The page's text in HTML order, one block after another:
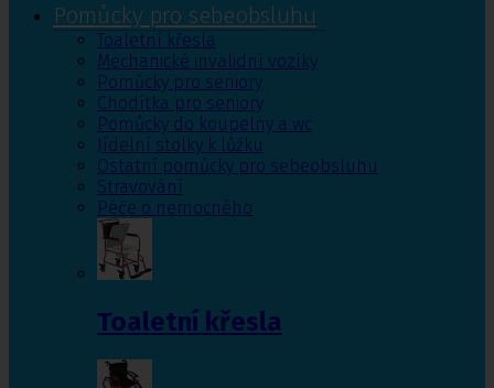
Pomůcky pro sebeobsluhu
Toaletní křesla
Mechanické invalidní vozíky
Pomůcky pro seniory
Chodítka pro seniory
Pomůcky do koupelny a wc
Jídelní stolky k lůžku
Ostatní pomůcky pro sebeobsluhu
Stravování
Péče o nemocného
Toaletní křesla